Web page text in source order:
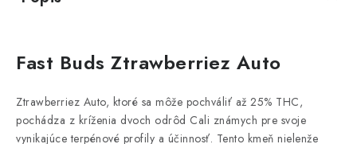
Fast Buds Ztrawberriez Auto
Ztrawberriez Auto, ktoré sa môže pochváliť až 25% THC,
pochádza z kríženia dvoch odrôd Cali známych pre svoje
vynikajúce terpénové profily a účinnosť. Tento kmeň nielenže